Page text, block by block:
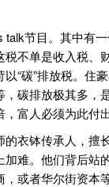
节目。其中有
税不单是收入税、
“碳”排放税。住
碳排放极其多，
富人必须为此付出
衣钵传承人，擅
难。他们背后站
或者华尔街资本